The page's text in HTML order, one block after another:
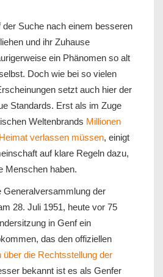
Suche nach einem besseren
und ihr Zuhause
ein Phänomen so alt
Doch wie bei so vielen
setzt auch hier der
Standards. Erst als im Zuge
Weltenbrands Millionen
verlassen müssen, einigt
auf klare Regeln dazu,
Menschen haben.
Generalversammlung der
28. Juli 1951, heute vor 75
in Genf ein
das den offiziellen
über die Rechtsstellung der
bekannt ist es als Genfer